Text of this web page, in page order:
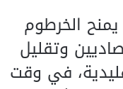
الخرطوم
وتقليل
في وقت